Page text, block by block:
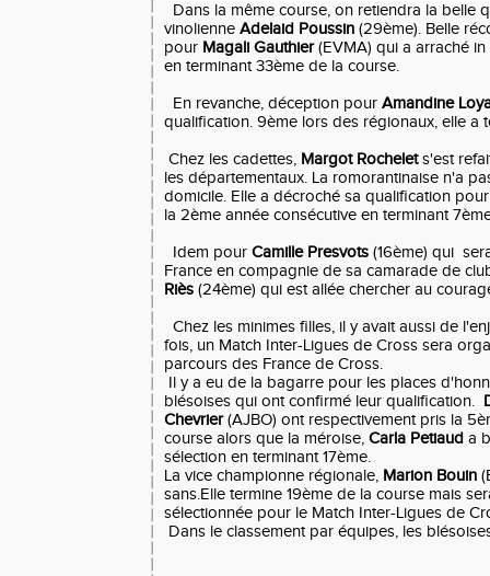
Dans la même course, on retiendra la belle
vinolienne Adelaid Poussin (29ème). Belle
pour Magali Gauthier(EVMA) qui a arraché
en terminant 33ème de la course.
En revanche, déception pour Amandine
qualification. 9ème lors des régionaux, elle a
Chez les cadettes, Margot Rochelets'est
les départementaux. La romorantinaise n'a
domicile. Elle a décroché sa qualification
la 2ème année consécutive en terminant
Idem pour Camille Presvots (16ème) qui
France en compagnie de sa camarade de
Riès (24ème) qui est allée chercher au
Chez les minimes filles, il y avait aussi de
fois, un Match Inter-Ligues de Cross sera
parcours des France de Cross.
Il y a eu de la bagarre pour les places
blésoises qui ont confirmé leur qualification.
Chevrier(AJBO) ont respectivement pris la
course alors que la méroise, Carla Petiaud a
sélection en terminant 17ème.
La vice championne régionale, Marion Bouin
sans.Elle termine 19ème de la course mais
sélectionnée pour le Match Inter-Ligues de
Dans le classement par équipes, les